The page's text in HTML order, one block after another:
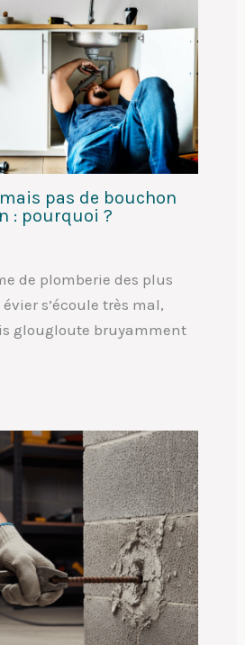
pas de bouchon
: pourquoi ?
de plomberie des plus
s’écoule très mal,
glougloute bruyamment